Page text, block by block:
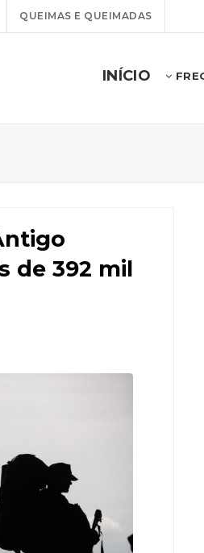
QUEIMAS E QUEIMADAS
INÍCIO
de 392 mil